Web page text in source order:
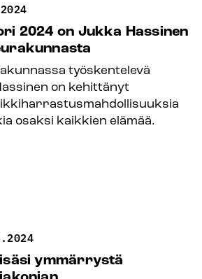
2024 on Jukka Hassinen
työskentelevä
on kehittänyt
osaksi kaikkien elämää.
ymmärrystä